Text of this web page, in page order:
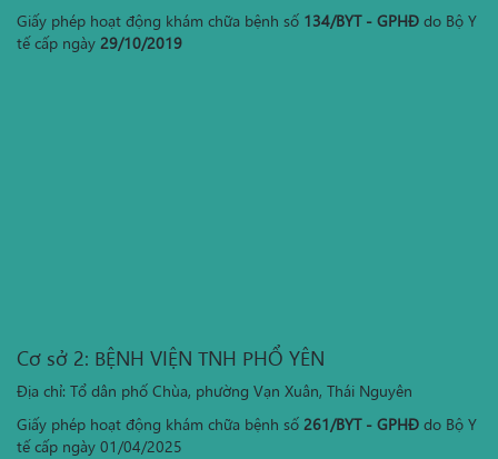
Giấy phép hoạt động khám chữa bệnh số 134/BYT - GPHĐ do Bộ Y
tế cấp ngày 29/10/2019
Cơ sở 2: BỆNH VIỆN TNH PHỔ YÊN
Địa chỉ: Tổ dân phố Chùa, phường Vạn Xuân, Thái Nguyên
Giấy phép hoạt động khám chữa bệnh số 261/BYT - GPHĐ do Bộ Y
tế cấp ngày 01/04/2025